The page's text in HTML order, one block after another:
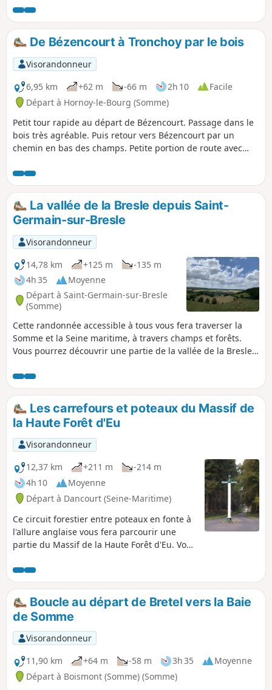
Adélaïde avant de passer à Guerville, village
de la Glass vallée. Puis retour vers
Gamaches en passant devant la Chapelle
Dubos, un petit tour dans les étangs et par
les vestiges du château.
De Bézencourt à Tronchoy par le bois
Visorandonneur
6,95 km
+62 m -66 m 2h 10
Facile
Départ à Hornoy-le-Bourg (Somme)
Petit tour rapide au départ de Bézencourt. Passage dans le
bois très agréable. Puis retour vers Bézencourt par un
chemin en bas des champs. Petite portion de route avec
La vallée de la Bresle depuis Saint-
Germain-sur-Bresle
Visorandonneur
14,78 km
+125 m
-135 m
4h 35
Moyenne
Départ à Saint-Germain-sur-Bresle
(Somme)
Cette randonnée accessible à tous vous fera traverser la
Somme et la Seine maritime, à travers champs et forêts.
Vous pourrez découvrir une partie de la vallée de la Bresle,
Rouen-sur-Bresle.
Les carrefours et poteaux du Massif de
la Haute Forêt d'Eu
Visorandonneur
12,37 km
+211 m
-214 m
4h 10
Moyenne
Départ à Dancourt (Seine-Maritime)
Ce circuit forestier entre poteaux en fonte à
l'allure anglaise vous fera parcourir une
partie du Massif de la Haute Forêt d'Eu. Vous
Sainte-Catherine d'un magnifique panorama
sur la vallée de l'Yères.
Boucle au départ de Bretel vers la Baie
de Somme
Visorandonneur
11,90 km
+64 m -58 m 3h 35
Moyenne
Départ à Boismont (Somme) (Somme)